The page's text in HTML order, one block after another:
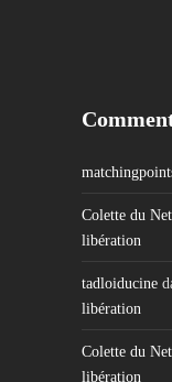
Colette du Net
libération
tadloiducine
libération
Colette du Net
libération